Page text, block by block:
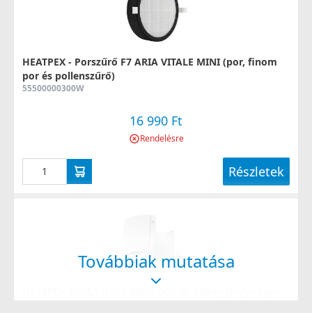
HEATPEX - Porszűrő F7 ARIA VITALE MINI (por, finom
por és pollenszűrő)
55500000300W
16 990 Ft
Rendelésre
Részletek
Továbbiak mutatása